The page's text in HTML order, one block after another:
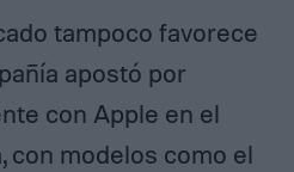
tampoco favorece
apostó por
con Apple en el
con modelos como el